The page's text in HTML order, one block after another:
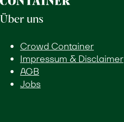
Über uns
Crowd Container
Impressum & Disclaimer
AGB
Jobs